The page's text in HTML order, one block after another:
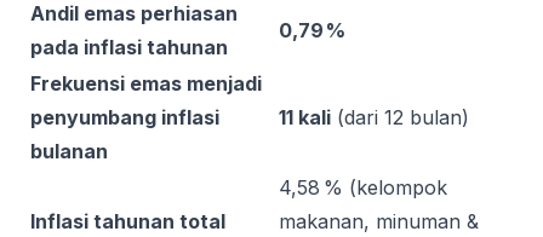
Andil emas perhiasan
pada inflasi tahunan
0,79 %
Frekuensi emas menjadi
penyumbang inflasi
bulanan
11 kali (dari 12 bulan)
Inflasi tahunan total
4,58 % (kelompok
makanan, minuman &